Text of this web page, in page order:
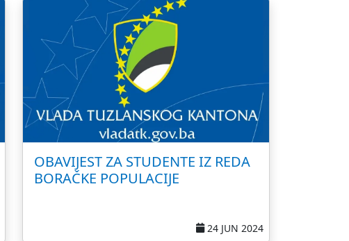
OBAVIJEST ZA STUDENTE IZ REDA
BORAČKE POPULACIJE
24 JUN 2024